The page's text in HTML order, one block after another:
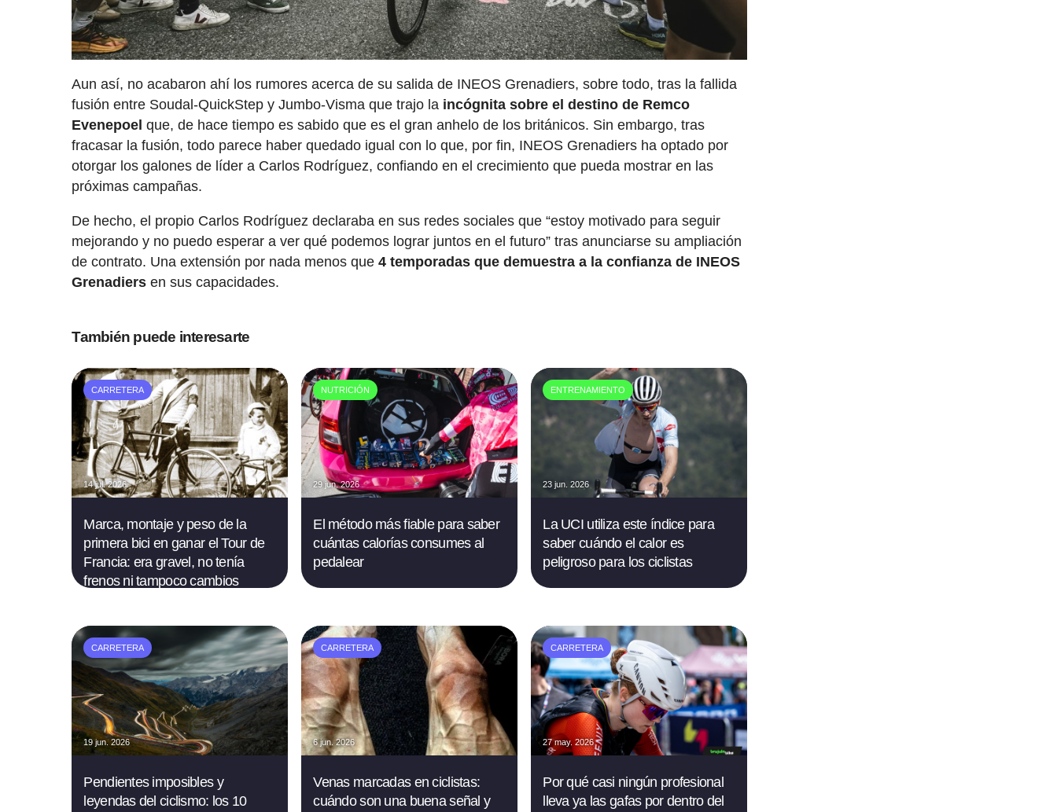
Aun así, no acabaron ahí los rumores acerca de su salida de INEOS Grenadiers, sobre todo, tras la fallida
fusión entre Soudal-QuickStep y Jumbo-Visma que trajo la incógnita sobre el destino de Remco
Evenepoel que, de hace tiempo es sabido que es el gran anhelo de los británicos. Sin embargo, tras
fracasar la fusión, todo parece haber quedado igual con lo que, por fin, INEOS Grenadiers ha optado por
otorgar los galones de líder a Carlos Rodríguez, confiando en el crecimiento que pueda mostrar en las
próximas campañas.
De hecho, el propio Carlos Rodríguez declaraba en sus redes sociales que “estoy motivado para seguir
mejorando y no puedo esperar a ver qué podemos lograr juntos en el futuro” tras anunciarse su ampliación
de contrato. Una extensión por nada menos que4 temporadas que demuestra a la confianza de INEOS
Grenadiers en sus capacidades.
También puede interesarte
CARRETERA
14 jul. 2026
Marca, montaje y peso de la
primera bici en ganar el Tour de
Francia: era gravel, no tenía
frenos ni tampoco cambios
NUTRICIÓN
29 jun. 2026
El método más fiable para saber
cuántas calorías consumes al
pedalear
ENTRENAMIENTO
23 jun. 2026
La UCI utiliza este índice para
saber cuándo el calor es
peligroso para los ciclistas
CARRETERA
19 jun. 2026
Pendientes imposibles y
leyendas del ciclismo: los 10
CARRETERA
6 jun. 2026
Venas marcadas en ciclistas:
cuándo son una buena señal y
CARRETERA
27 may. 2026
Por qué casi ningún profesional
lleva ya las gafas por dentro del